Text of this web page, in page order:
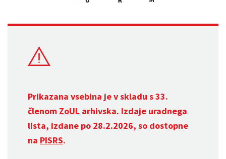
Prikazana vsebina je v skladu s 33.
členom ZoUL arhivska. Izdaje uradnega
lista, izdane po 28.2.2026, so dostopne
na PISRS.